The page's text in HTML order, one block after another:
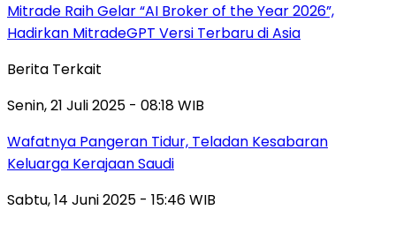
Mitrade Raih Gelar “AI Broker of the Year 2026”,
Hadirkan MitradeGPT Versi Terbaru di Asia
Berita Terkait
Senin, 21 Juli 2025 - 08:18 WIB
Wafatnya Pangeran Tidur, Teladan Kesabaran
Keluarga Kerajaan Saudi
Sabtu, 14 Juni 2025 - 15:46 WIB